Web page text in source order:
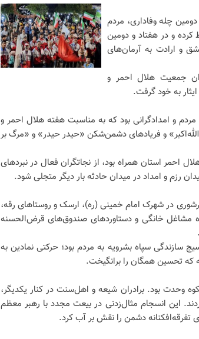
چله وفاداری، مردم
و در هفتاد و دومین
و ارادت به آرمان‌های
جمعیت هلال احمر و
به خود گرفت.
و امدادگرانی بود که به مناسبت هفته هلال احمر و
و فریادهای دشمن‌شکن «حیدر حیدر» و «مرگ بر
احمر استان همراه بود، از نجاتگران فعال در نبردهای
رزم و امداد در میدان حادثه بار دیگر متجلی شود.
در شهرک امام خمینی (ره)، ارسک و روستاهای رقه،
مشاغل خانگی و دستاوردهای صندوق‌های قرض‌الحسنه
سازندگی سپاه بشرویه به مردم بود؛ حرکتی نمادین به
وحدت بود. برادران شیعه و اهل‌سنت در کنار یکدیگر،
این انسجام مثال‌زدنی در بیعت مجدد با رهبر معظم
تفرقه‌افکنانه دشمن را نقش بر آب کرد.